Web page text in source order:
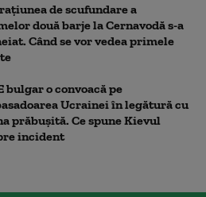
de scufundare a
două barje la Cernavodă s-a
Când se vor vedea primele
bulgar o convoacă pe
Ucrainei în legătură cu
prăbuşită. Ce spune Kievul
incident